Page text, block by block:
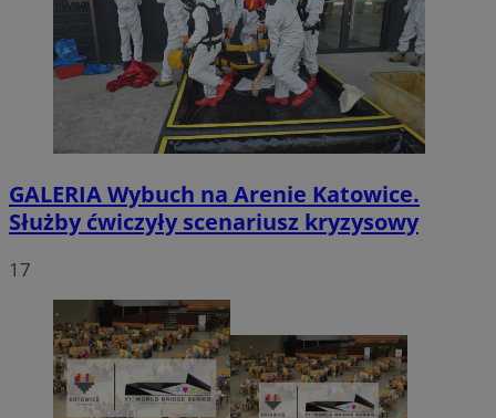
GALERIAWybuch na Arenie Katowice.
Służby ćwiczyły scenariusz kryzysowy
17